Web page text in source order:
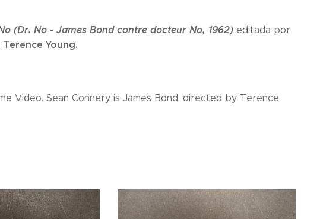
(Dr. No - James Bond contre docteur No, 1962) editada por
Terence Young.
Video. Sean Connery is James Bond, directed by Terence